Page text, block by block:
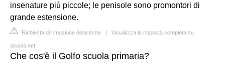
insenature più piccole; le penisole sono promontori di
grande estensione.
Richiesta di rimozione della fonte | Visualizza la risposta completa su
skuola.net
Che cos'è il Golfo scuola primaria?